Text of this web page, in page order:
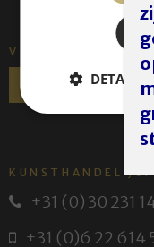
VOLG ONS
KUNSTHANDEL
+31 (0) 30 231
+31 (0)6 22 614
DETAILS